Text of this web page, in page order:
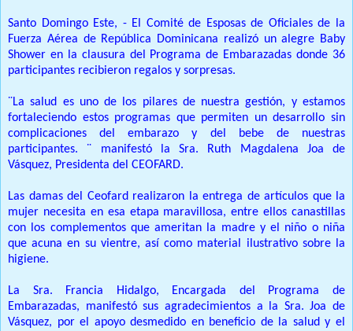
Santo Domingo Este, - El Comité de Esposas de Oficiales de la
Fuerza Aérea de República Dominicana realizó un alegre Baby
Shower en la clausura del Programa de Embarazadas donde 36
participantes recibieron regalos y sorpresas.
¨La salud es uno de los pilares de nuestra gestión, y estamos
fortaleciendo estos programas que permiten un desarrollo sin
complicaciones del embarazo y del bebe de nuestras
participantes. ¨ manifestó la Sra. Ruth Magdalena Joa de
Vásquez, Presidenta del CEOFARD.
Las damas del Ceofard realizaron la entrega de artículos que la
mujer necesita en esa etapa maravillosa, entre ellos canastillas
con los complementos que ameritan la madre y el niño o niña
que acuna en su vientre, así como material ilustrativo sobre la
higiene.
La Sra. Francia Hidalgo, Encargada del Programa de
Embarazadas, manifestó sus agradecimientos a la Sra. Joa de
Vásquez, por el apoyo desmedido en beneficio de la salud y el